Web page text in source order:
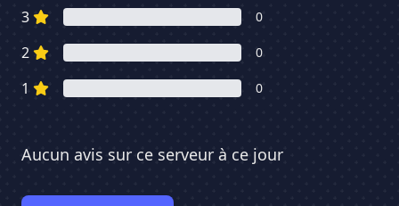
3 0
2 0
1 0
Aucun avis sur ce serveur à ce jour